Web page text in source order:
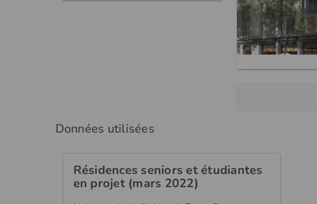
Données utilisées
Résidences seniors et étudiantes
en projet (mars 2022)